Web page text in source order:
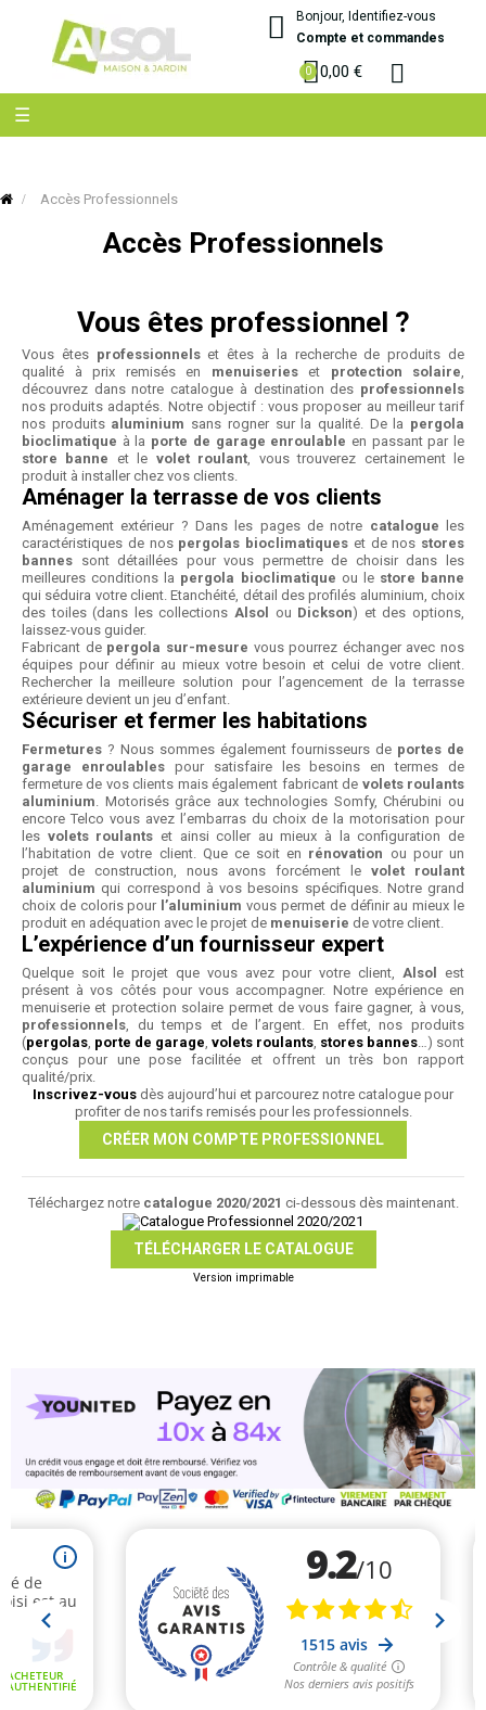
Bonjour, Identifiez-vous
Compte et commandes
0,00 €
Basculer
la
☰
Accès Professionnels
Accès Professionnels
Vous êtes professionnel ?
Vous êtes professionnelset êtes à la recherche de produits de
qualité à prix remisés en menuiserieset protection solaire,
découvrez dans notre catalogue à destination des professionnels
nos produits adaptés. Notre objectif : vous proposer au meilleur tarif
nos produits aluminium sans rogner sur la qualité. De la pergola
bioclimatique à la porte de garage enroulable en passant par le
store banne et le volet roulant, vous trouverez certainement le
produit à installer chez vos clients.
Aménager la terrasse de vos clients
Aménagement extérieur ? Dans les pages de notre catalogue les
caractéristiques de nos pergolas bioclimatiques et de nos stores
bannes sont détaillées pour vous permettre de choisir dans les
meilleures conditions la pergola bioclimatique ou le store banne
qui séduira votre client. Etanchéité, détail des profilés aluminium, choix
des toiles (dans les collections Alsol ou Dickson) et des options,
laissez-vous guider.
Fabricant de pergola sur-mesure vous pourrez échanger avec nos
équipes pour définir au mieux votre besoin et celui de votre client.
Rechercher la meilleure solution pour l’agencement de la terrasse
extérieure devient un jeu d’enfant.
Sécuriser et fermer les habitations
Fermetures ? Nous sommes également fournisseurs de portes de
garage enroulablespour satisfaire les besoins en termes de
fermeture de vos clients mais également fabricant de volets roulants
aluminium. Motorisés grâce aux technologies Somfy, Chérubini ou
encore Telco vous avez l’embarras du choix de la motorisation pour
les volets roulants et ainsi coller au mieux à la configuration de
l’habitation de votre client. Que ce soit en rénovation ou pour un
projet de construction, nous avons forcément le volet roulant
aluminium qui correspond à vos besoins spécifiques. Notre grand
choix de coloris pour l’aluminium vous permet de définir au mieux le
produit en adéquation avec le projet de menuiserie de votre client.
L’expérience d’un fournisseur expert
Quelque soit le projet que vous avez pour votre client, Alsol
est
présent à vos côtés pour vous accompagner. Notre expérience en
menuiserie et protection solaire permet de vous faire gagner, à vous,
professionnels, du temps et de l’argent. En effet, nos produits
(pergolas, porte de garage, volets roulants, stores bannes…) sont
conçus pour une pose facilitée et offrent un très bon rapport
qualité/prix.
Inscrivez-vous dès aujourd’hui et parcourez notre catalogue pour
profiter de nos tarifs remisés pour les professionnels.
CRÉER MON COMPTE PROFESSIONNEL
Téléchargez notre catalogue 2020/2021 ci-dessous dès maintenant.
TÉLÉCHARGER LE CATALOGUE
Version imprimable